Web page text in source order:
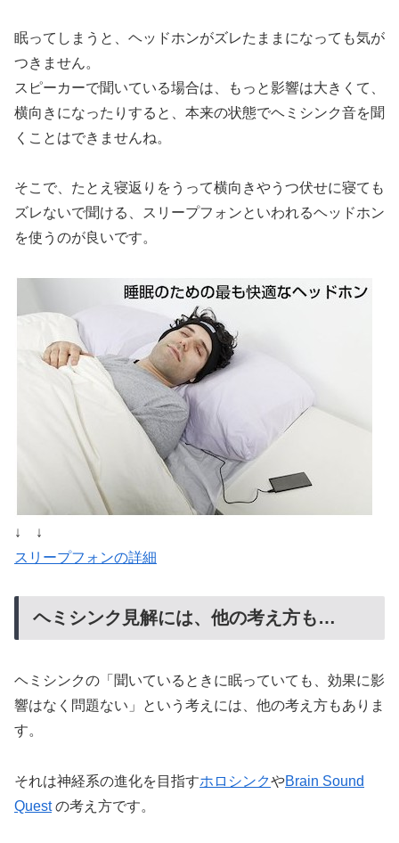
眠ってしまうと、ヘッドホンがズレたままになっても気が
つきません。
スピーカーで聞いている場合は、もっと影響は大きくて、
横向きになったりすると、本来の状態でヘミシンク音を聞
くことはできませんね。
そこで、たとえ寝返りをうって横向きやうつ伏せに寝ても
ズレないで聞ける、スリープフォンといわれるヘッドホン
を使うのが良いです。
↓ ↓
スリープフォンの詳細
ヘミシンク見解には、他の考え方も…
ヘミシンクの「聞いているときに眠っていても、効果に影
響はなく問題ない」という考えには、他の考え方もありま
す。
それは神経系の進化を目指すホロシンクやBrain Sound
Questの考え方です。